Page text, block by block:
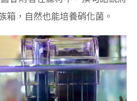
箱，自然也能培養硝化菌。